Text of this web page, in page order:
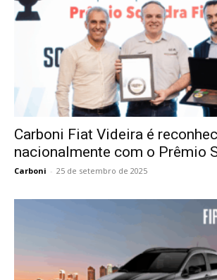
Carboni Fiat Videira é
nacionalmente com o Prêmio
Carboni - 25 de setembro de 2025